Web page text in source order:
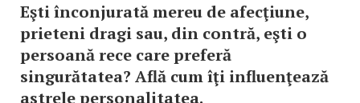
Eşti înconjurată mereu de afecţiune,
prieteni dragi sau, din contră, eşti o
persoană rece care preferă
singurătatea? Află cum îţi influenţează
astrele personalitatea.